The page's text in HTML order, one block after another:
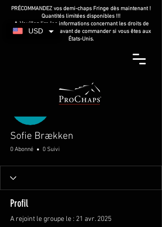
PRÉCOMMANDEZ vos demi-chaps Fringe dès maintenant !
Quantités limitées disponibles !!!
⚠️ Veuillez lire les informations concernant les droits de
douane américains avant de commander si vous êtes aux
États-Unis.
Sofie Brækken
0 Abonné 0 Suivi
Profil
A rejoint le groupe le : 21 avr. 2025
USD